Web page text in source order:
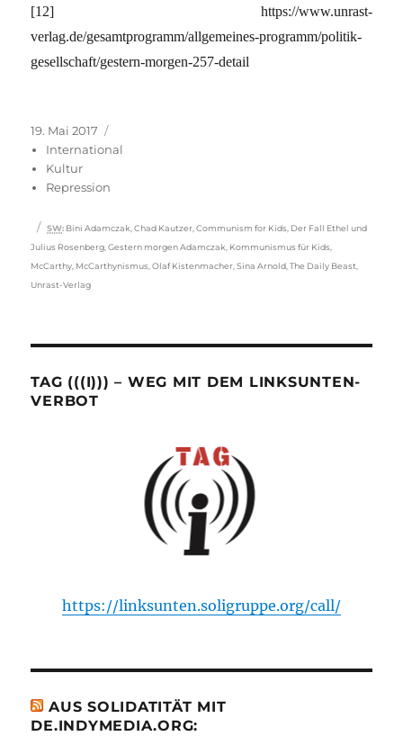
[12] https://www.unrast-
verlag.de/gesamtprogramm/allgemeines-programm/politik-
gesellschaft/gestern-morgen-257-detail
Veröffentlicht
am
19. Mai 2017
International
Kultur
Repression
Schlagwörter
SW: Bini Adamczak ,Chad Kautzer ,Communism for Kids Der Fall Ethel und
Julius Rosenberg ,Gestern morgen Adamczak Kommunismus für Kids
McCarthy McCarthynismus ,Olaf Kistenmacher ,Sina Arnold ,The Daily Beast
Unrast-Verlag
TAG (((I))) – WEG MIT DEM LINKSUNTEN-
VERBOT
https://linksunten.soligruppe.org/call/
AUS SOLIDATITÄT MIT
DE.INDYMEDIA.ORG: